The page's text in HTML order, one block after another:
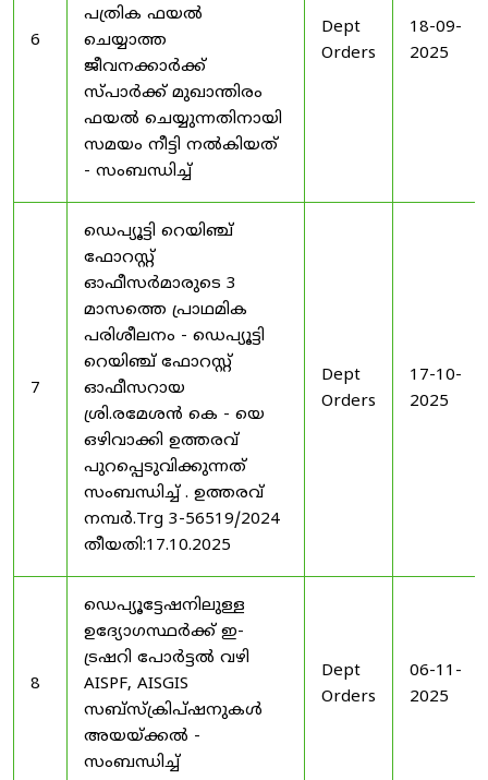
6
പത്രിക ഫയൽ
ചെയ്യാത്ത
ജീവനക്കാർക്ക്
സ്പാർക്ക് മുഖാന്തിരം
ഫയൽ ചെയ്യുന്നതിനായി
സമയം നീട്ടി നൽകിയത്
- സംബന്ധിച്ച്
Dept
Orders
18-09-
2025
7
ഡെപ്യൂട്ടി റെയിഞ്ച്
ഫോറസ്റ്റ്
ഓഫീസർമാരുടെ 3
മാസത്തെ പ്രാഥമിക
പരിശീലനം - ഡെപ്യൂട്ടി
റെയിഞ്ച് ഫോറസ്റ്റ്
ഓഫീസറായ
ശ്രി.രമേശൻ കെ - യെ
ഒഴിവാക്കി ഉത്തരവ്
പുറപ്പെടുവിക്കുന്നത്
സംബന്ധിച്ച് . ഉത്തരവ്
നമ്പർ.Trg 3-56519/2024
തീയതി:17.10.2025
Dept
Orders
17-10-
2025
8
ഡെപ്യൂട്ടേഷനിലുള്ള
ഉദ്യോഗസ്ഥർക്ക് ഇ-
ട്രഷറി പോർട്ടൽ വഴി
AISPF, AISGIS
സബ്‌സ്‌ക്രിപ്‌ഷനുകൾ
അയയ്ക്കൽ -
സംബന്ധിച്ച്
Dept
Orders
06-11-
2025